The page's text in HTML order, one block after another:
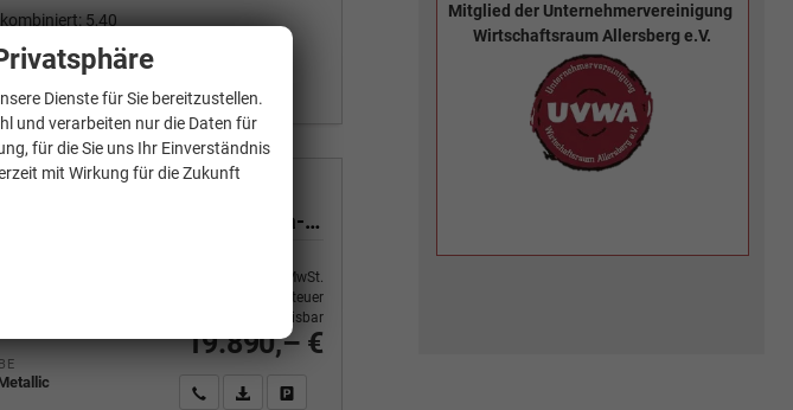
5,40
D
123,00 g/km
Yes 1.0 80 PS Sitzheizung-App Connect Wireless-Einparkhilfe-Klima-Sofort
19.890,– €
19% MwSt.
Mehrwertsteuer
ausweisbar
Wir rufen Sie anPDF-Fahrzeugexposé drucken
Mitglied der Unternehmervereinigung
Wirtschaftsraum Allersberg e.V.
Dienste für Sie bereitzustellen.
und verarbeiten nur die Daten für
für die Sie uns Ihr Einverständnis
mit Wirkung für die Zukunft